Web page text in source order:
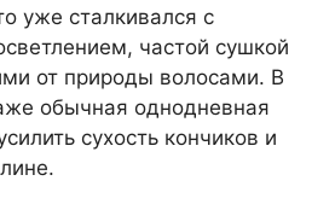
уже сталкивался с
частой сушкой
от природы волосами. В
обычная однодневная
сухость кончиков и